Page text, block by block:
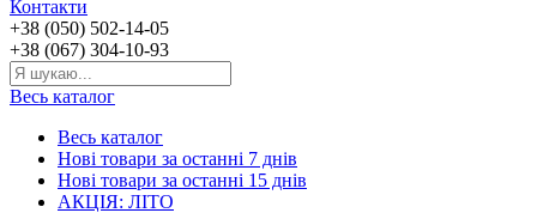
Контакти
+38 (050) 502-14-05
+38 (067) 304-10-93
Весь каталог
Весь каталог
Нові товари за останнi 7 днiв
Нові товари за останнi 15 днiв
АКЦІЯ: ЛІТО